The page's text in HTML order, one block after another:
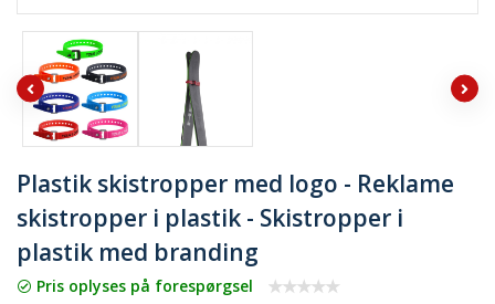
Plastik skistropper med logo - Reklame
skistropper i plastik - Skistropper i
plastik med branding
Pris oplyses på forespørgsel